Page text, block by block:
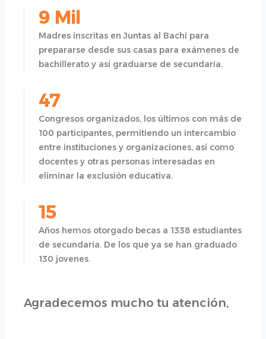
Madres inscritas en Juntas al Bachi para
prepararse desde sus casas para exámenes de
bachillerato y así graduarse de secundaria.
9 Mil
Congresos organizados, los últimos con más de
100 participantes, permitiendo un intercambio
entre instituciones y organizaciones, así como
docentes y otras personas interesadas en
eliminar la exclusión educativa.
47
Años hemos otorgado becas a 1338 estudiantes
de secundaria. De los que ya se han graduado
130 jovenes.
15
Agradecemos mucho tu atención,